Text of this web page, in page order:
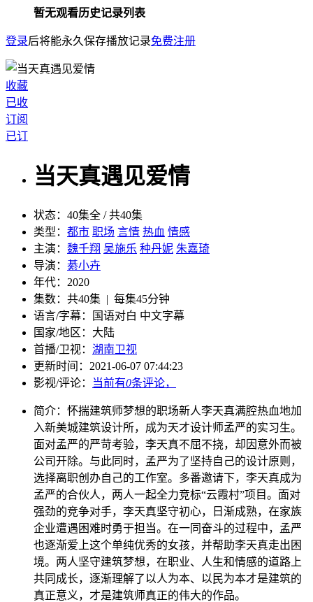
暂无观看历史记录列表
登录后将能永久保存播放记录免费注册
收藏
已收
订阅
已订
当天真遇见爱情
状态： 40集全 / 共40集
类型： 都市 职场 言情 热血 情感
主演： 魏千翔 吴施乐 种丹妮 朱嘉琦
导演： 綦小卉
年代： 2020
集数： 共40集 | 每集45分钟
语言/字幕：
国语对白 中文字幕
国家/地区： 大陆
首播/卫视： 湖南卫视
更新时间： 2021-06-07 07:44:23
影视/评论：
当前有0条评论，
简介： 怀揣建筑师梦想的职场新人李天真满腔热血地加
入新美城建筑设计所，成为天才设计师孟严的实习生。
面对孟严的严苛考验，李天真不屈不挠，却因意外而被
公司开除。与此同时，孟严为了坚持自己的设计原则，
选择离职创办自己的工作室。多番邀请下，李天真成为
孟严的合伙人，两人一起全力竞标“云霞村”项目。面对
强劲的竞争对手，李天真坚守初心，日渐成熟，在家族
企业遭遇困难时勇于担当。在一同奋斗的过程中，孟严
也逐渐爱上这个单纯优秀的女孩，并帮助李天真走出困
境。两人坚守建筑梦想，在职业、人生和情感的道路上
共同成长，逐渐理解了以人为本、以民为本才是建筑的
真正意义，才是建筑师真正的伟大的作品。